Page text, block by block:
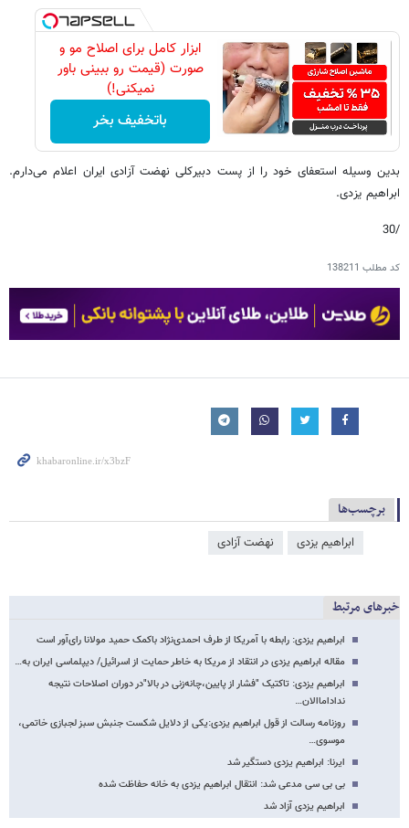
ابزار کامل برای اصلاح مو و
صورت (قیمت رو ببینی باور
نمیکنی!)
باتخفیف بخر
بدین وسیله استعفای خود را از پست دبیرکلی نهضت آزادی ایران اعلام می‌دارم.
ابراهیم یزدی.
/30
کد مطلب 138211
برچسب‌ها
ابراهیم یزدی نهضت آزادی
خبرهای مرتبط
ابراهیم یزدی: رابطه با آمریکا از طرف احمدی‌نژاد باکمک حمید مولانا رای‌آور است
مقاله ابراهیم یزدی در انتقاد از ‌مریکا به خاطر حمایت از اسرائیل/ دیپلماسی ایران به…
ابراهیم یزدی: تاکتیک "فشار از پایین،چانه‌زنی در بالا"در دوران اصلاحات نتیجه
نداداماالان…
روزنامه رسالت از قول ابراهیم یزدی:یکی از دلایل شکست جنبش سبز لجبازی خاتمی،
موسوی…
ایرنا: ابراهیم یزدی دستگیر شد
بی بی سی مدعی شد: انتقال ابراهیم یزدی به خانه حفاظت شده
ابراهیم یزدی آزاد شد